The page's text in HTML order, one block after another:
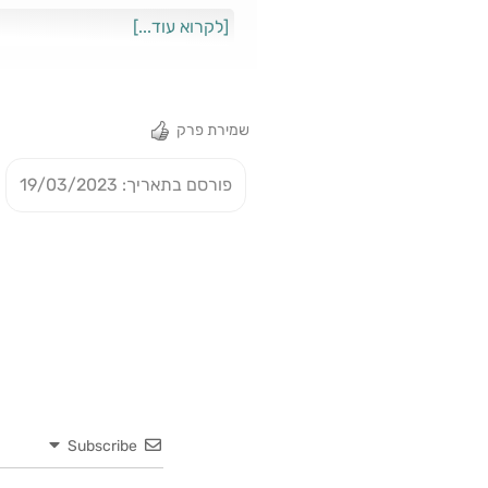
התקשורת לקידום המחאה, ועל
[לקרוא עוד...]
שמירת פרק
פורסם בתאריך: 19/03/2023
Subscribe